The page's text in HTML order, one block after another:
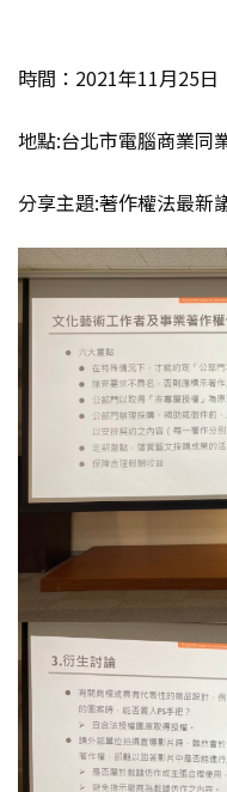
時間：2021年11月25日
地點:台北市電腦商業同
分享主題:著作權法最新